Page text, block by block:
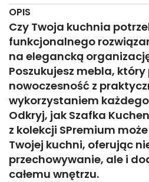
OPIS
Czy Twoja kuchnia
funkcjonalnego
na elegancką
Poszukujesz mebla, który
nowoczesność z
wykorzystaniem
Odkryj, jak Szafka
z kolekcji SPremium
Twojej kuchni, oferując
przechowywanie, ale i
całemu wnętrzu.